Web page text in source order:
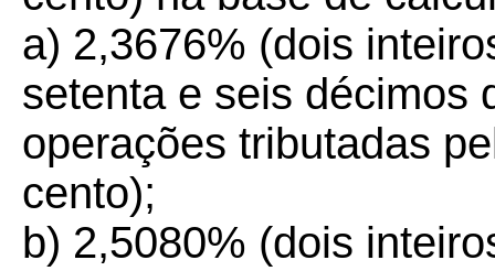
a) 2,3676% (dois
setenta e seis décimos
operações tributadas
cento);
b) 2,5080% (dois